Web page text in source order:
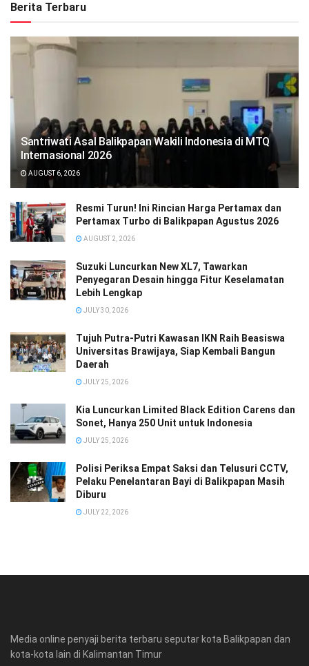
Berita Terbaru
Santriwati Asal Balikpapan Wakili Indonesia di MTQ
Internasional 2026
AUGUST 6, 2026
Resmi Turun! Ini Rincian Harga Pertamax dan
Pertamax Turbo di Balikpapan Agustus 2026
AUGUST 2, 2026
Suzuki Luncurkan New XL7, Tawarkan
Penyegaran Desain hingga Fitur Keselamatan
Lebih Lengkap
JULY 30, 2026
Tujuh Putra-Putri Kawasan IKN Raih Beasiswa
Universitas Brawijaya, Siap Kembali Bangun
Daerah
JULY 25, 2026
Kia Luncurkan Limited Black Edition Carens dan
Sonet, Hanya 250 Unit untuk Indonesia
JULY 25, 2026
Polisi Periksa Empat Saksi dan Telusuri CCTV,
Pelaku Penelantaran Bayi di Balikpapan Masih
Diburu
JULY 22, 2026
Media online penyaji berita terbaru seputar kota Balikpapan dan
kota-kota lain di Kalimantan Timur